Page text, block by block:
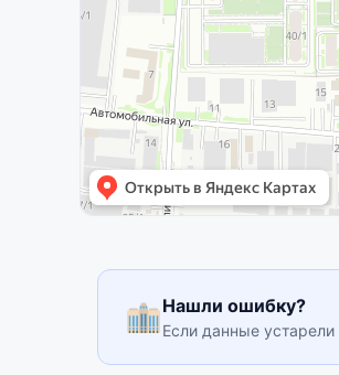
Нашли ошибку?
Если данные